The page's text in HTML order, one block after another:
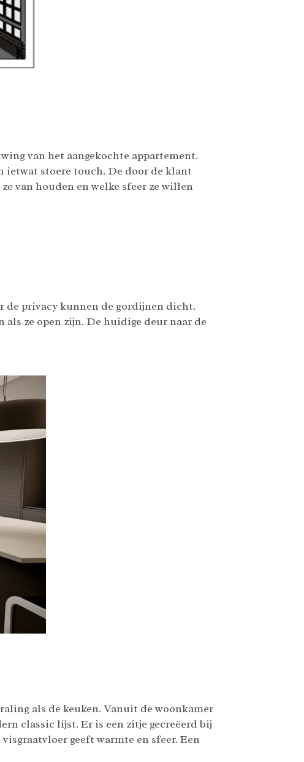
van het aangekochte appartement.
stoere touch. De door de klant
van houden en welke sfeer ze willen
de privacy kunnen de gordijnen dicht.
ze open zijn. De huidige deur naar de
als de keuken. Vanuit de woonkamer
classic lijst. Er is een zitje gecreëerd bij
geeft warmte en sfeer. Een